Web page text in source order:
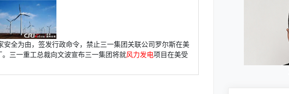
全为由，签发行政命令，禁止三一集团关联公司罗尔斯在美
。三一重工总裁向文波宣布三一集团将就风力发电项目在美受